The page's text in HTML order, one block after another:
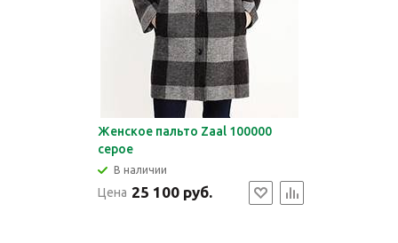
Женское пальто Zaal 100000
серое
В наличии
Цена 25 100 руб.